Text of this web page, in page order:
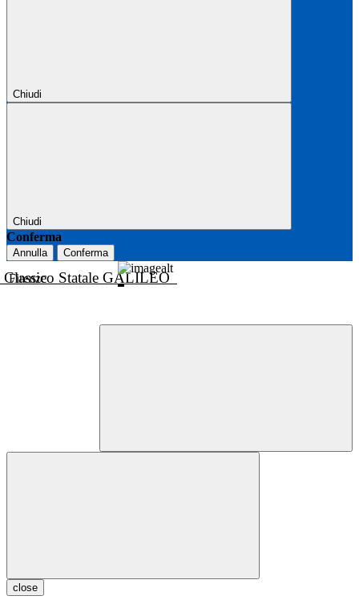
Chiudi
Chiudi
Conferma
Annulla Conferma
Classico Statale GALILEO
Firenze
close